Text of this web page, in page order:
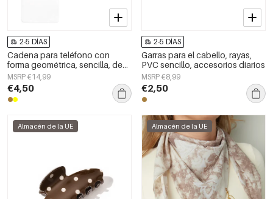
2-5 DÍAS
Cadena para teléfono con
forma geométrica, sencilla, de
acrílico, accesorio de uso
diario.
MSRP €14,99
€4,50
2-5 DÍAS
Garras para el cabello, rayas,
PVC sencillo, accesorios diarios
MSRP €8,99
€2,50
Almacén de la UE Almacén de la UE